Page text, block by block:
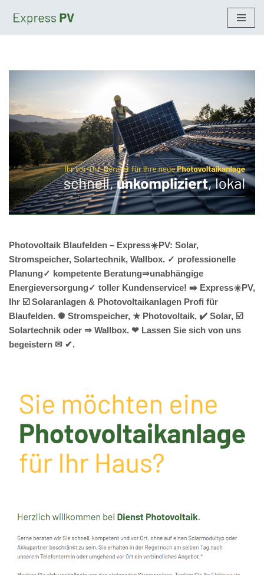
Photovoltaik Blaufelden – Express☀️PV️: Solar,
Stromspeicher, Solartechnik, Wallbox. ✓ professionelle
Planung✓ kompetente Beratung⇒unabhängige
Energieversorgung✓ toller Kundenservice! ➡️ Express☀️PV️,
Ihr ☑️ Solaranlagen & Photovoltaikanlagen Profi für
Blaufelden. ✺ Stromspeicher, ★ Photovoltaik, ✔️ Solar, ☑️
Solartechnik oder ⇒ Wallbox. ❤ Lassen Sie sich von uns
begeistern ✉ ✔.